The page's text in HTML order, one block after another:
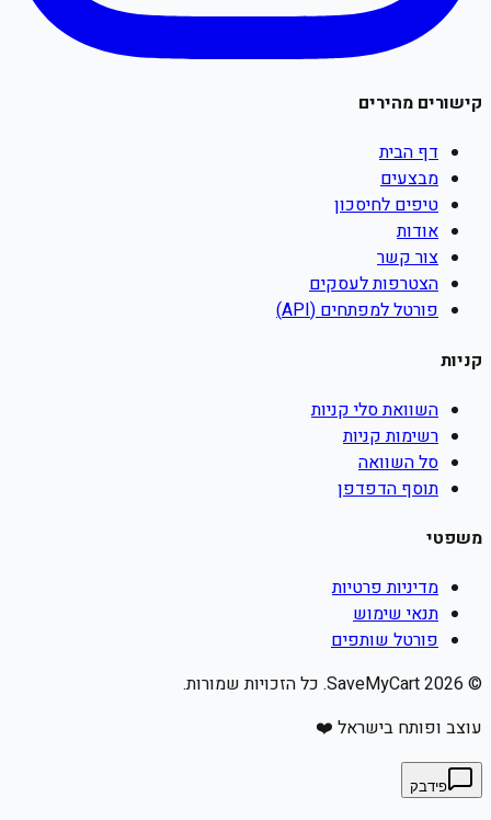
קישורים מהירים
דף הבית
מבצעים
טיפים לחיסכון
אודות
צור קשר
הצטרפות לעסקים
פורטל למפתחים (API)
קניות
השוואת סלי קניות
רשימות קניות
סל השוואה
תוסף הדפדפן
משפטי
מדיניות פרטיות
תנאי שימוש
פורטל שותפים
©
2026
עוצב ופותח בישראל ❤️
פידבק